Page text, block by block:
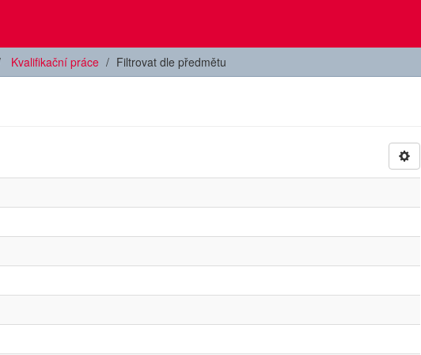
Kvalifikační práce Filtrovat dle předmětu